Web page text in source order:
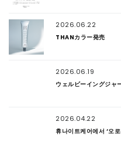
2026.06.22
THANカラー発売
2026.06.19
ウェルビーイングジャ
2026.04.22
휴나이트케어에서 ‘오